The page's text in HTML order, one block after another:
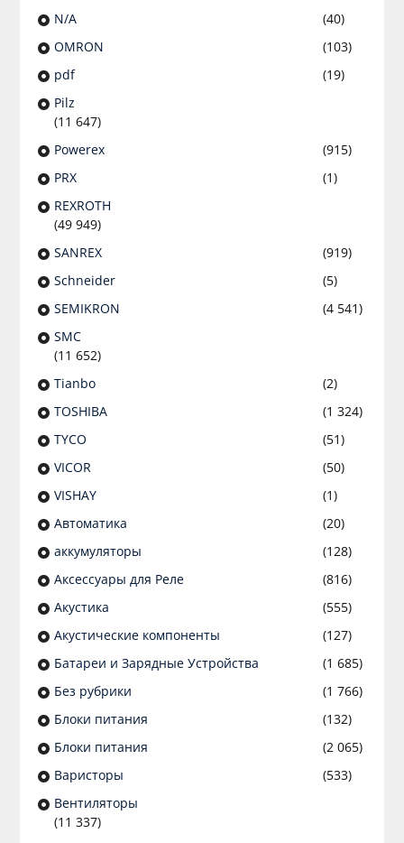
N/A
(40)
OMRON
(103)
pdf
(19)
Pilz
(11 647)
Powerex
(915)
PRX
(1)
REXROTH
(49 949)
SANREX
(919)
Schneider
(5)
SEMIKRON
(4 541)
SMC
(11 652)
Tianbo
(2)
TOSHIBA
(1 324)
TYCO
(51)
VICOR
(50)
VISHAY
(1)
Автоматика
(20)
аккумуляторы
(128)
Аксессуары для Реле
(816)
Акустика
(555)
Акустические компоненты
(127)
Батареи и Зарядные Устройства
(1 685)
Без рубрики
(1 766)
Блоки питания
(132)
Блоки питания
(2 065)
Варисторы
(533)
Вентиляторы
(11 337)